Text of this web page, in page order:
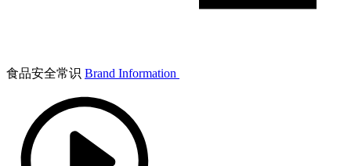
食品安全常识 Brand Information